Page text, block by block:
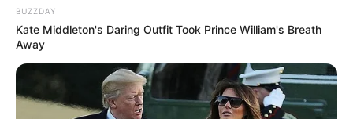
Δείτε όλες τις τελευταίες Ειδήσεις από την Ελλάδα και
τον Κόσμο, τη στιγμή που συμβαίνουν, στοNewstok.gr
BUZZDAY
Kate Middleton's Daring Outfit Took Prince William's Breath
Away